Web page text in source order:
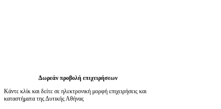
Δωρεάν προβολή επιχειρήσεων
Κάντε κλίκ και δείτε σε ηλεκτρονική μορφή επιχειρήσεις και
καταστήματα της Δυτικής Αθήνας